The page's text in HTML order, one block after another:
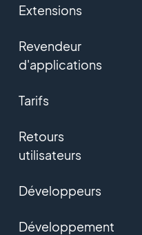
Extensions
Revendeur
d'applications
Tarifs
Retours
utilisateurs
Développeurs
Développement